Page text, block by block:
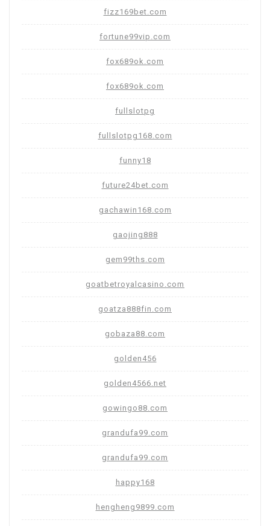
fizz169bet.com
fortune99vip.com
fox689ok.com
fox689ok.com
fullslotpg
fullslotpg168.com
funny18
future24bet.com
gachawin168.com
gaojing888
gem99ths.com
goatbetroyalcasino.com
goatza888fin.com
gobaza88.com
golden456
golden4566.net
gowingo88.com
grandufa99.com
grandufa99.com
happy168
hengheng9899.com